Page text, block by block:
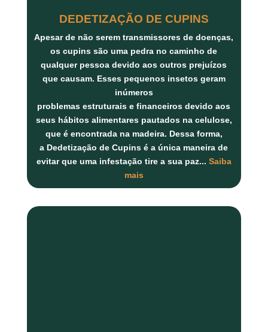
DEDETIZAÇÃO DE CUPINS
Apesar de não serem transmissores de doenças,
oscupins são uma pedra no caminho de
qualquer pessoa devido aos outros prejuízos
que causam. Esses pequenos insetos geram
inúmeros
problemasestruturais efinanceiros devido aos
seus hábitos alimentares pautados na celulose,
que é encontrada na madeira. Dessa forma,
a Dedetização de Cupins é a única maneira de
evitar que uma infestação tire a sua paz... Saiba
mais